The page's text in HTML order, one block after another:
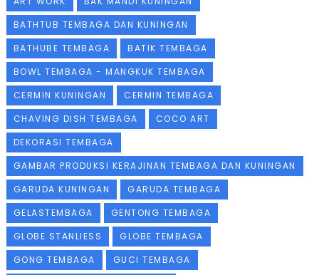
BATHTUB TEMBAGA DAN KUNINGAN
BATHUBE TEMBAGA
BATIK TEMBAGA
BOWL TEMBAGA - MANGKUK TEMBAGA
CERMIN KUNINGAN
CERMIN TEMBAGA
CHAVING DISH TEMBAGA
COCO ART
DEKORASI TEMBAGA
GAMBAR PRODUKSI KERAJINAN TEMBAGA DAN KUNINGAN
GARUDA KUNINGAN
GARUDA TEMBAGA
GELASTEMBAGA
GENTONG TEMBAGA
GLOBE STANLIESS
GLOBE TEMBAGA
GONG TEMBAGA
GUCI TEMBAGA